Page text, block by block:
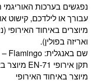
נפגשים בערכות
עבורך או לילדכם, קישוט
מיוצרים באיחוד האירופי
ואריזה בפולין).
שם באנגלית: ORIGAMI 3D – Flamingo
תקן אירופי EN-71 מיוצר באיחוד האירופי
מיוצר באיחוד האירופי